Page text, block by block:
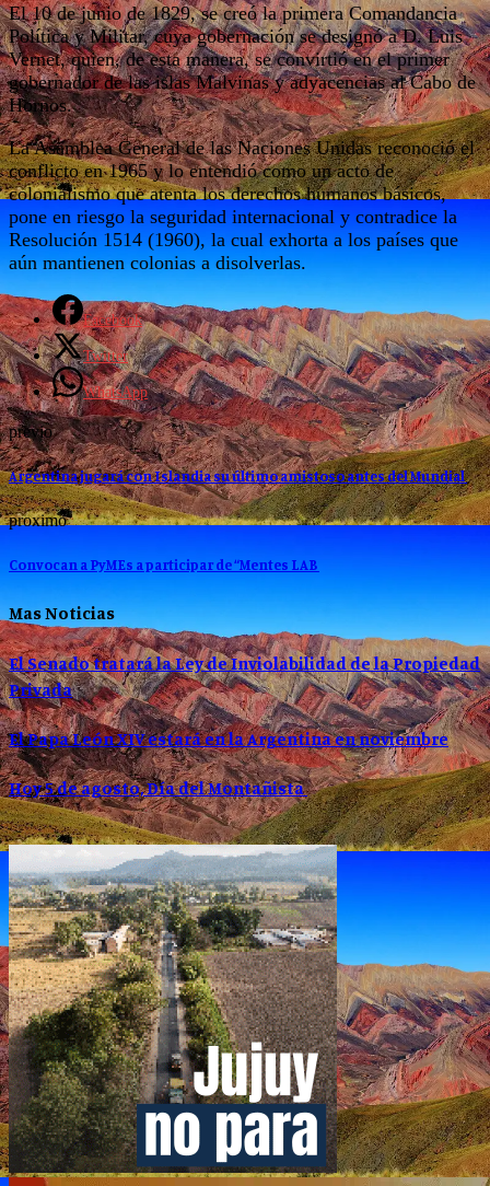
El 10 de junio de 1829, se creó la primera Comandancia
Política y Militar, cuya gobernación se designó a D. Luis
Vernet, quien, de esta manera, se convirtió en el primer
gobernador de las islas Malvinas y adyacencias al Cabo de
Hornos.
La Asamblea General de las Naciones Unidas reconoció el
conflicto en 1965 y lo entendió como un acto de
colonialismo que atenta los derechos humanos básicos,
pone en riesgo la seguridad internacional y contradice la
Resolución 1514 (1960), la cual exhorta a los países que
aún mantienen colonias a disolverlas.
Facebook
Twitter
WhatsApp
previo
Argentina jugará con Islandia su último amistoso antes del Mundial
proximo
Convocan a PyMEs a participar de “Mentes LAB
Mas Noticias
El Senado tratará la Ley de Inviolabilidad de la Propiedad
Privada
El Papa León XIV estará en la Argentina en noviembre
Hoy 5 de agosto, Día del Montañista